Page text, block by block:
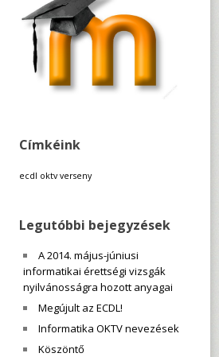
Címkéink
ecdl oktv verseny
Legutóbbi bejegyzések
A 2014. május-júniusi
informatikai érettségi vizsgák
nyilvánosságra hozott anyagai
Megújult az ECDL!
Informatika OKTV nevezések
Köszöntő